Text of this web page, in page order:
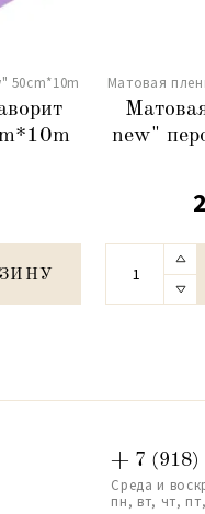
50сm*10m Матовая
new"
+ 7 (918)
Среда и
пн, вт, чт,